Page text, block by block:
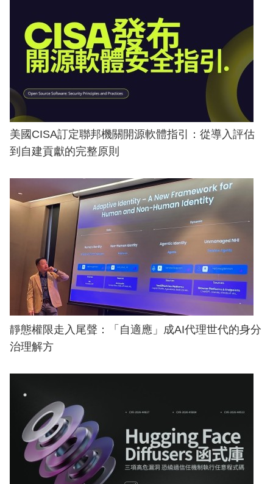
美國CISA訂定聯邦機關開源軟體指引：從導入評估
到自建貢獻的完整原則
靜態權限走入尾聲：「自適應」成AI代理世代的身分
治理解方